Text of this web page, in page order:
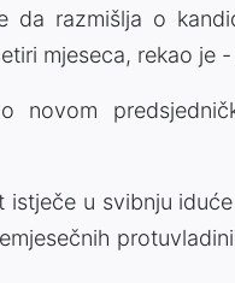
da razmišlja o
mjeseca, rekao je
novom
istječe u svibnju